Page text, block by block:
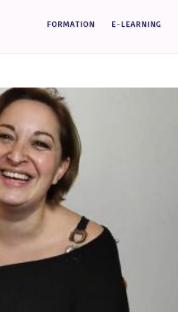
FORMATION E-LEARNING